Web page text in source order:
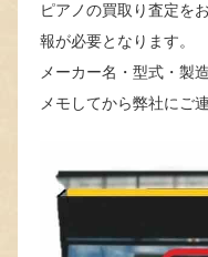
ピアノの買取り査定を
報が必要となります。
メーカー名・型式・製
メモしてから弊社にご